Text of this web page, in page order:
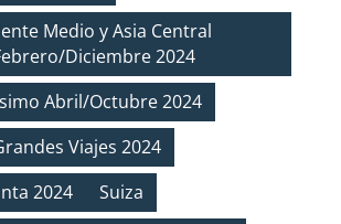
Medio y Asia Central
Diciembre 2024
Abril/Octubre 2024
Viajes 2024
2024
Suiza